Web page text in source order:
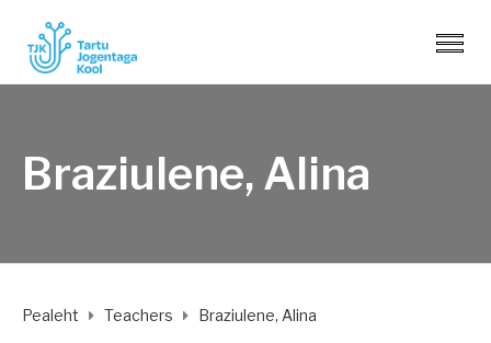
Braziulene, Alina
Pealeht Teachers Braziulene, Alina